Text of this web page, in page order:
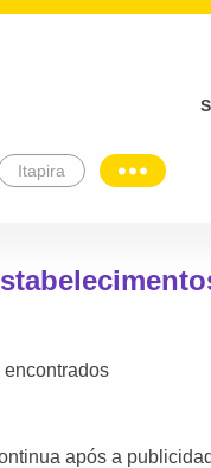
Itapira
após a